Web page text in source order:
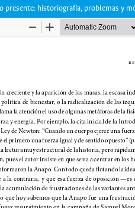
presente: historiografía, problemas y